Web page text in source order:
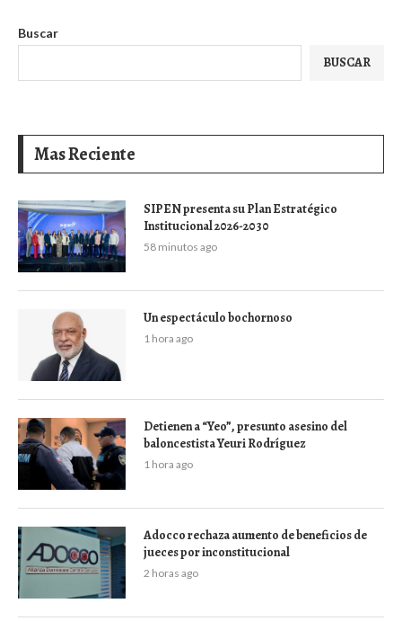
Buscar
BUSCAR
Mas Reciente
SIPEN presenta su Plan Estratégico
Institucional 2026-2030
58 minutos ago
Un espectáculo bochornoso
1 hora ago
Detienen a “Yeo”, presunto asesino del
baloncestista Yeuri Rodríguez
1 hora ago
Adocco rechaza aumento de beneficios de
jueces por inconstitucional
2 horas ago